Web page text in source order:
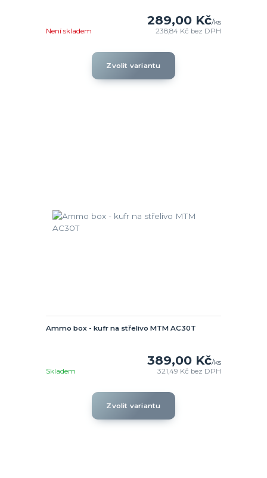
289,00 Kč/ks
238,84 Kč bez DPH
Není skladem
Zvolit variantu
Ammo box - kufr na střelivo MTM AC30T
389,00 Kč/ks
321,49 Kč bez DPH
Skladem
Zvolit variantu